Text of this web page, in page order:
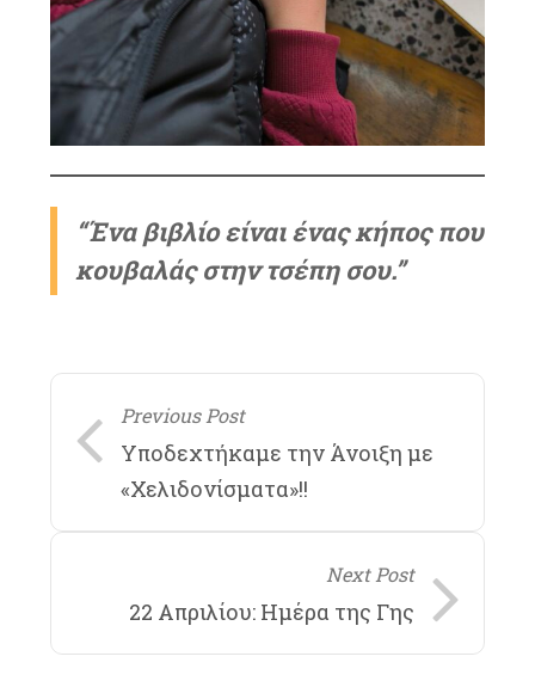
“Ένα βιβλίο είναι ένας κήπος που
κουβαλάς στην τσέπη σου.”
Previous Post
Υποδεχτήκαμε την Άνοιξη με
«Χελιδονίσματα»!!
Next Post
22 Απριλίου: Ημέρα της Γης